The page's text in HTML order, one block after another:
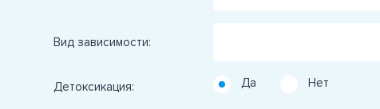
Вид зависимости:
Детоксикация: Да Нет